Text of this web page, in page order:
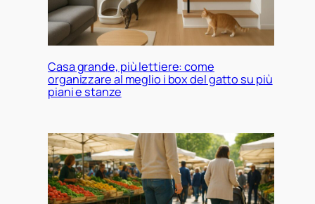
Casa grande, più lettiere: come
organizzare al meglio i box del gatto su più
piani e stanze